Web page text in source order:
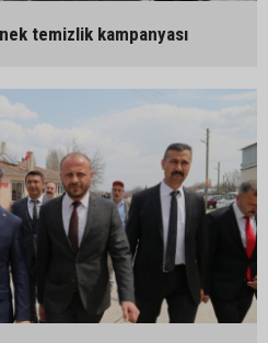
temizlik kampanyası